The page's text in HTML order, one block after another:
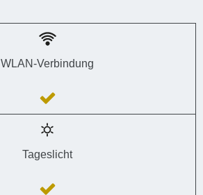
WLAN-Verbindung
Tageslicht